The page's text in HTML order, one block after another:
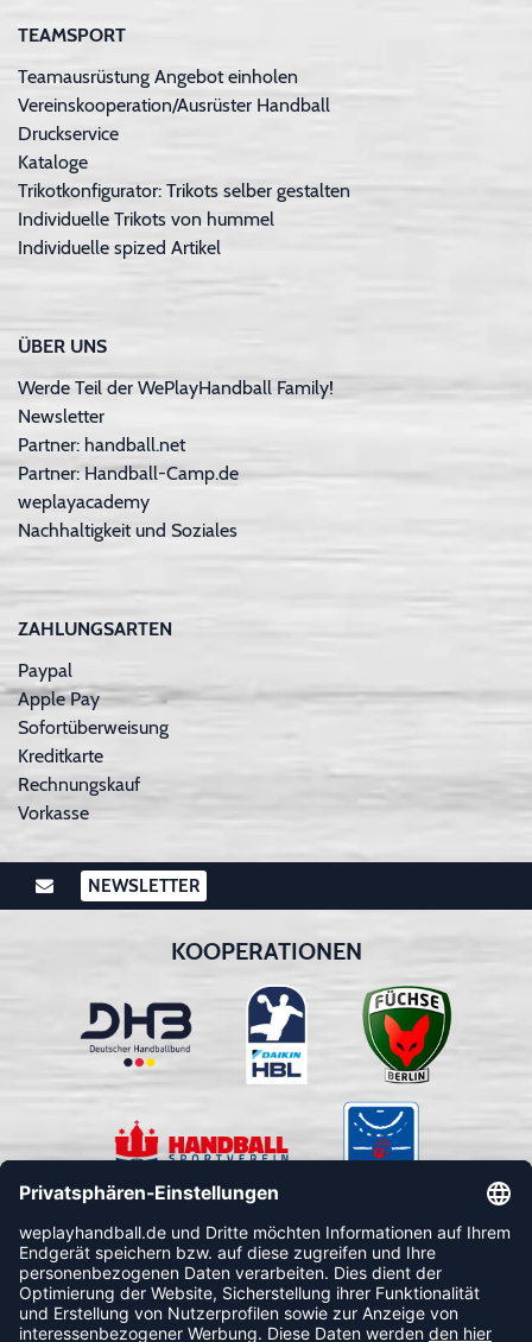
TEAMSPORT
Teamausrüstung Angebot einholen
Vereinskooperation/Ausrüster Handball
Druckservice
Kataloge
Trikotkonfigurator: Trikots selber gestalten
Individuelle Trikots von hummel
Individuelle spized Artikel
ÜBER UNS
Werde Teil der WePlayHandball Family!
Newsletter
Partner: handball.net
Partner: Handball-Camp.de
weplayacademy
Nachhaltigkeit und Soziales
ZAHLUNGSARTEN
Paypal
Apple Pay
Sofortüberweisung
Kreditkarte
Rechnungskauf
Vorkasse
NEWSLETTER
KOOPERATIONEN
FOLLOW US